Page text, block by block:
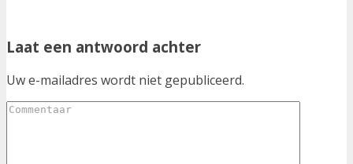
Laat een antwoord achter
Uw e-mailadres wordt niet gepubliceerd.